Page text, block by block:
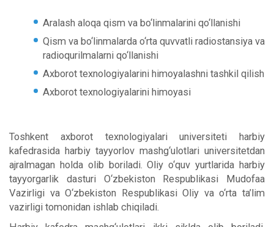
Aralash aloqa qism va bo‘linmalarini qo‘llanishi
Qism va bo‘linmalarda o‘rta quvvatli radiostansiya va
radioqurilmalarni qo‘llanishi
Axborot texnologiyalarini himoyalashni tashkil qilish
Axborot texnologiyalarini himoyasi
Toshkent axborot texnologiyalari universiteti harbiy
kafedrasida harbiy tayyorlov mashg‘ulotlari universitetdan
ajralmagan holda olib boriladi. Oliy o‘quv yurtlarida harbiy
tayyorgarlik dasturi O‘zbekiston Respublikasi Mudofaa
Vazirligi va O‘zbekiston Respublikasi Oliy va o‘rta ta’lim
vazirligi tomonidan ishlab chiqiladi.